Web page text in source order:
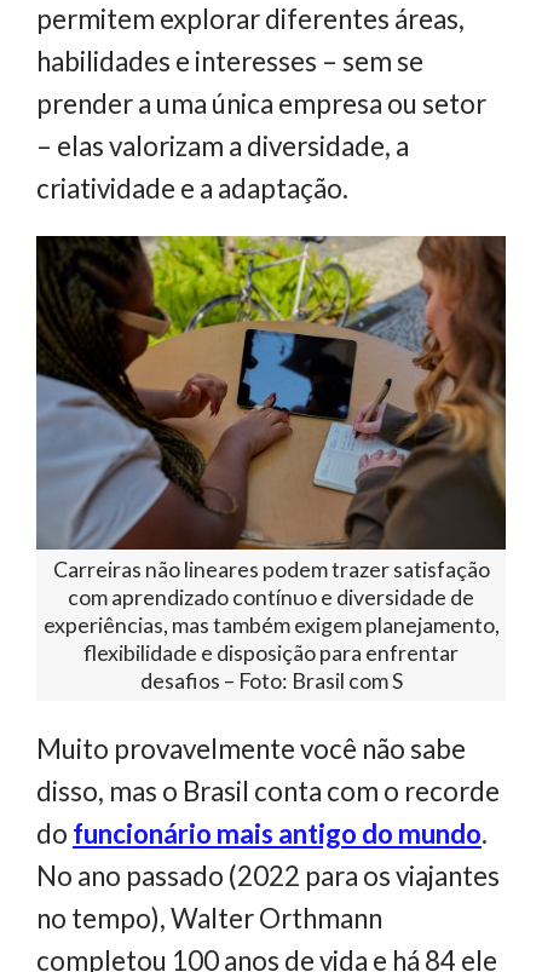
permitem explorar diferentes áreas,
habilidades e interesses – sem se
prender a uma única empresa ou setor
– elas valorizam a diversidade, a
criatividade e a adaptação.
Carreiras não lineares podem trazer satisfação
com aprendizado contínuo e diversidade de
experiências, mas também exigem planejamento,
flexibilidade e disposição para enfrentar
desafios – Foto: Brasil com S
Muito provavelmente você não sabe
disso, mas o Brasil conta com o recorde
do funcionário mais antigo do mundo.
No ano passado (2022 para os viajantes
no tempo), Walter Orthmann
completou 100 anos de vida e há 84 ele